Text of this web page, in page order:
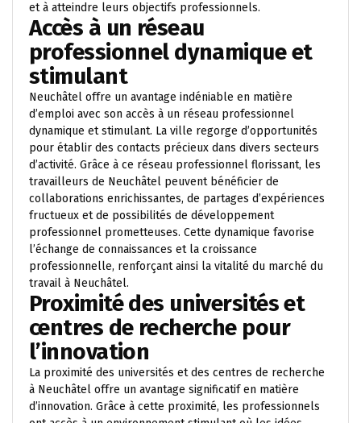
et à atteindre leurs objectifs professionnels.
Accès à un réseau
professionnel dynamique et
stimulant
Neuchâtel offre un avantage indéniable en matière
d’emploi avec son accès à un réseau professionnel
dynamique et stimulant. La ville regorge d’opportunités
pour établir des contacts précieux dans divers secteurs
d’activité. Grâce à ce réseau professionnel florissant, les
travailleurs de Neuchâtel peuvent bénéficier de
collaborations enrichissantes, de partages d’expériences
fructueux et de possibilités de développement
professionnel prometteuses. Cette dynamique favorise
l’échange de connaissances et la croissance
professionnelle, renforçant ainsi la vitalité du marché du
travail à Neuchâtel.
Proximité des universités et
centres de recherche pour
l’innovation
La proximité des universités et des centres de recherche
à Neuchâtel offre un avantage significatif en matière
d’innovation. Grâce à cette proximité, les professionnels